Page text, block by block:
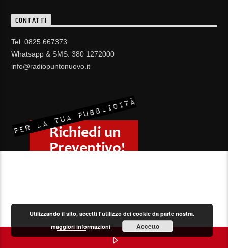
CONTATTI
Tel: 0825 667373
Whatsapp & SMS: 380 1272000
info@radiopuntonuovo.it
Utilizzando il sito, accetti l'utilizzo dei cookie da parte nostra.
maggiori informazioni
Accetto